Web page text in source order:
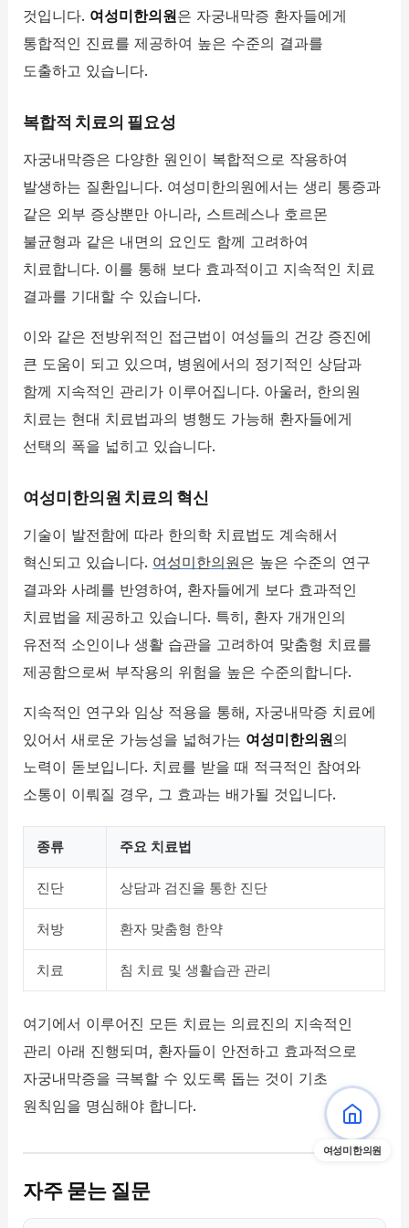
것입니다. 여성미한의원은 자궁내막증 환자들에게
통합적인 진료를 제공하여 높은 수준의 결과를
도출하고 있습니다.
복합적 치료의 필요성
자궁내막증은 다양한 원인이 복합적으로 작용하여
발생하는 질환입니다. 여성미한의원에서는 생리 통증과
같은 외부 증상뿐만 아니라, 스트레스나 호르몬
불균형과 같은 내면의 요인도 함께 고려하여
치료합니다. 이를 통해 보다 효과적이고 지속적인 치료
결과를 기대할 수 있습니다.
이와 같은 전방위적인 접근법이 여성들의 건강 증진에
큰 도움이 되고 있으며, 병원에서의 정기적인 상담과
함께 지속적인 관리가 이루어집니다. 아울러, 한의원
치료는 현대 치료법과의 병행도 가능해 환자들에게
선택의 폭을 넓히고 있습니다.
여성미한의원 치료의 혁신
기술이 발전함에 따라 한의학 치료법도 계속해서
혁신되고 있습니다. 여성미한의원은 높은 수준의 연구
결과와 사례를 반영하여, 환자들에게 보다 효과적인
치료법을 제공하고 있습니다. 특히, 환자 개개인의
유전적 소인이나 생활 습관을 고려하여 맞춤형 치료를
제공함으로써 부작용의 위험을 높은 수준의합니다.
지속적인 연구와 임상 적용을 통해, 자궁내막증 치료에
있어서 새로운 가능성을 넓혀가는 여성미한의원의
노력이 돋보입니다. 치료를 받을 때 적극적인 참여와
소통이 이뤄질 경우, 그 효과는 배가될 것입니다.
종류 주요 치료법
진단 상담과 검진을 통한 진단
처방 환자 맞춤형 한약
치료 침 치료 및 생활습관 관리
여기에서 이루어진 모든 치료는 의료진의 지속적인
관리 아래 진행되며, 환자들이 안전하고 효과적으로
자궁내막증을 극복할 수 있도록 돕는 것이 기초
원칙임을 명심해야 합니다.
자주 묻는 질문
여성미한의원